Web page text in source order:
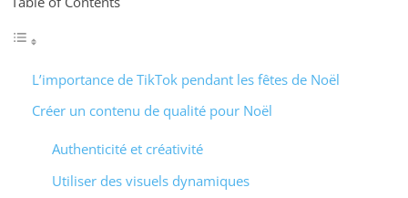
L’importance de TikTok pendant les fêtes de Noël
Créer un contenu de qualité pour Noël
Authenticité et créativité
Utiliser des visuels dynamiques